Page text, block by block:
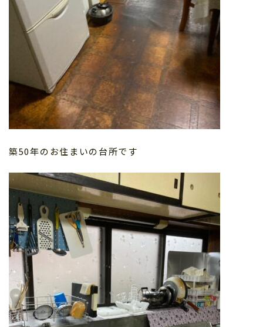
築50年のお住まいの台所です